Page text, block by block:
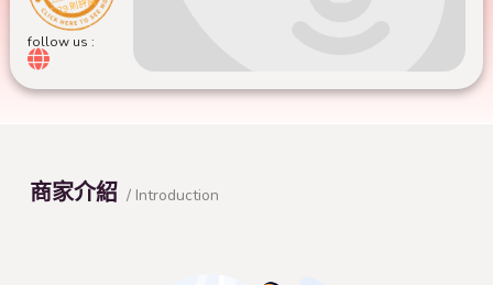
29 則評論
follow us :
商家介紹 / Introduction